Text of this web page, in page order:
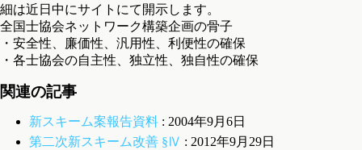
細は近日中にサイトにて開示します。
全国士協会ネットワーク構築企画の骨子
・安全性、廉価性、汎用性、利便性の確保
・各士協会の自主性、独立性、独自性の確保
関連の記事
新スキーム案報告資料: 2004年9月6日
第二次新スキーム改善 §Ⅳ : 2012年9月29日